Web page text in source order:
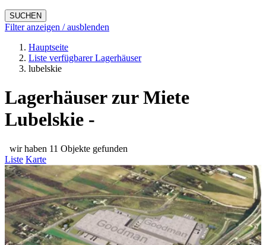
SUCHEN
Filter anzeigen / ausblenden
Hauptseite
Liste verfügbarer Lagerhäuser
lubelskie
Lagerhäuser zur Miete
Lubelskie -
wir haben 11 Objekte gefunden
Liste Karte